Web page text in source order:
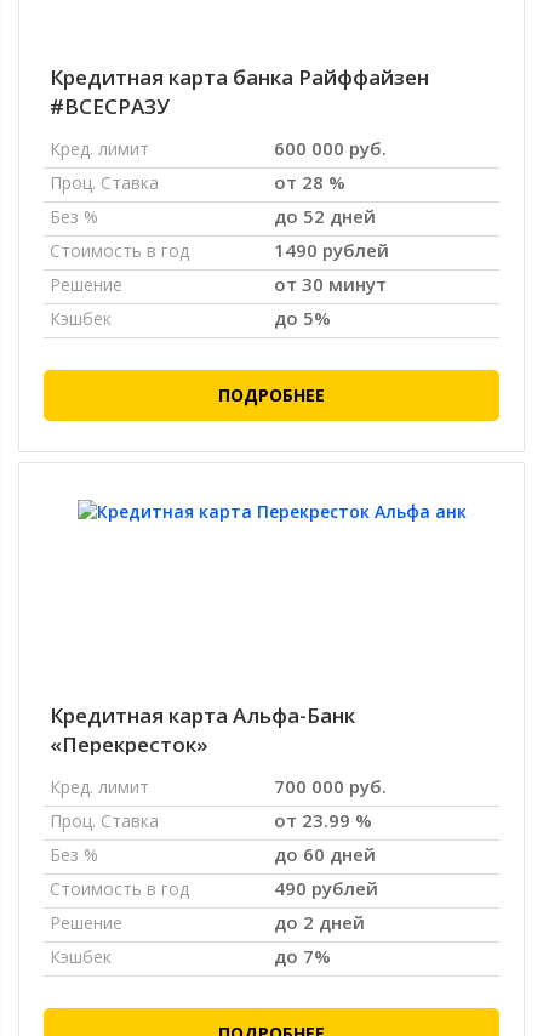
Кредитная карта банка Райффайзен
#ВСЕСРАЗУ
Кред. лимит 600 000 руб.
Проц. Ставка от 28 %
Без % до 52 дней
Стоимость в год 1490 рублей
Решение от 30 минут
Кэшбек до 5%
ПОДРОБНЕЕ
Кредитная карта Альфа-Банк
«Перекресток»
Кред. лимит 700 000 руб.
Проц. Ставка от 23.99 %
Без % до 60 дней
Стоимость в год 490 рублей
Решение до 2 дней
Кэшбек до 7%